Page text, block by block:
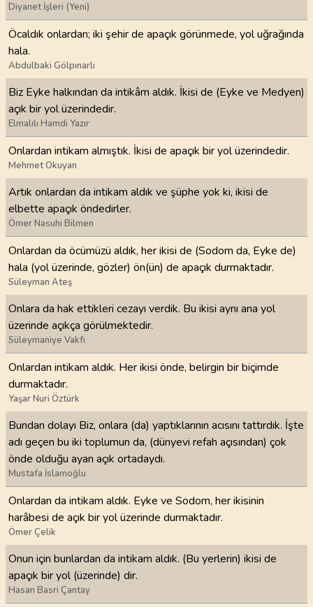
Diyanet İşleri (Yeni)
Öcaldık onlardan; iki şehir de apaçık görünmede, yol uğrağında
hala.
Abdulbaki Gölpınarlı
Biz Eyke halkından da intikâm aldık. İkisi de (Eyke ve Medyen)
açık bir yol üzerindedir.
Elmalılı Hamdi Yazır
Onlardan intikam almıştık. İkisi de apaçık bir yol üzerindedir.
Mehmet Okuyan
Artık onlardan da intikam aldık ve şüphe yok ki, ikisi de
elbette apaçık öndedirler.
Ömer Nasuhi Bilmen
Onlardan da öcümüzü aldık, her ikisi de (Sodom da, Eyke de)
hala (yol üzerinde, gözler) ön(ün) de apaçık durmaktadır.
Süleyman Ateş
Onlara da hak ettikleri cezayı verdik. Bu ikisi aynı ana yol
üzerinde açıkça görülmektedir.
Süleymaniye Vakfı
Onlardan intikam aldık. Her ikisi önde, belirgin bir biçimde
durmaktadır.
Yaşar Nuri Öztürk
Bundan dolayı Biz, onlara (da) yaptıklarının acısını tattırdık. İşte
adı geçen bu iki toplumun da, (dünyevi refah açısından) çok
önde olduğu ayan açık ortadaydı.
Mustafa İslamoğlu
Onlardan da intikam aldık. Eyke ve Sodom, her ikisinin
harâbesi de açık bir yol üzerinde durmaktadır.
Ömer Çelik
Onun için bunlardan da intikam aldık. (Bu yerlerin) ikisi de
apaçık bir yol (üzerinde) dir.
Hasan Basri Çantay